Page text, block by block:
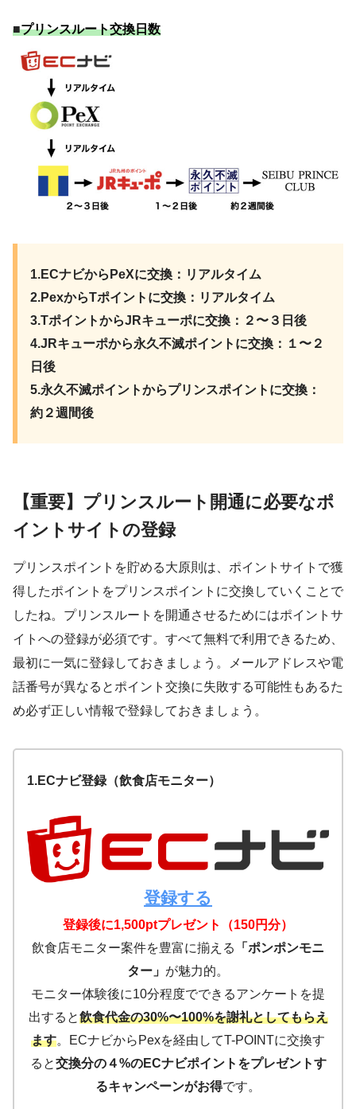
■プリンスルート交換日数
1.ECナビからPeXに交換：リアルタイム
2.PexからTポイントに交換：リアルタイム
3.TポイントからJRキューポに交換：２〜３日後
4.JRキューポから永久不滅ポイントに交換：１〜２
日後
5.永久不滅ポイントからプリンスポイントに交換：
約２週間後
【重要】プリンスルート開通に必要なポ
イントサイトの登録
プリンスポイントを貯める大原則は、ポイントサイトで獲
得したポイントをプリンスポイントに交換していくことで
したね。プリンスルートを開通させるためにはポイントサ
イトへの登録が必須です。すべて無料で利用できるため、
最初に一気に登録しておきましょう。メールアドレスや電
話番号が異なるとポイント交換に失敗する可能性もあるた
め必ず正しい情報で登録しておきましょう。
1.ECナビ登録（飲食店モニター）
登録する
登録後に1,500ptプレゼント（150円分）
飲食店モニター案件を豊富に揃える
「ポンポンモニ
ター」 が魅力的。
モニター体験後に10分程度でできるアンケートを提
出すると飲食代金の30%〜100%を謝礼としてもらえ
ます。ECナビからPexを経由してT-POINTに交換す
ると交換分の４%のECナビポイントをプレゼントす
るキャンペーンがお得です。